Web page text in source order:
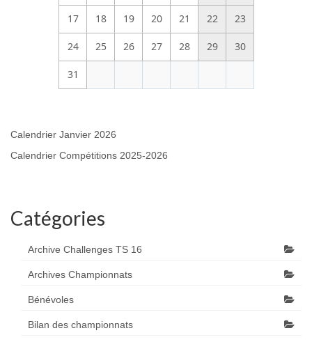
17 18 19 20 21 22 23
24 25 26 27 28 29 30
31
Calendrier Janvier 2026
Calendrier Compétitions 2025-2026
Catégories
Archive Challenges TS 16
Archives Championnats
Bénévoles
Bilan des championnats